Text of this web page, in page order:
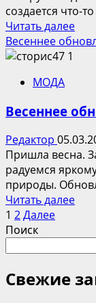
в
эти
создается что-
Читать далее
от
Весеннее
МОДА
Весеннее
Редактор
Пришла весна.
радуемся
природы.
Читать далее
с
Пагинация
записей
1 2Далее
Поиск
Свежие